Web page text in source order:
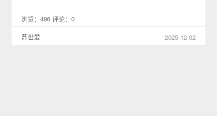
浏览：496 评论：0
苏世爱
2025-12-02